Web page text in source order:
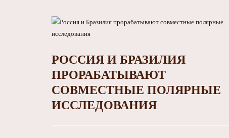
РОССИЯ И БРАЗИЛИЯ
ПРОРАБАТЫВАЮТ
СОВМЕСТНЫЕ ПОЛЯРНЫЕ
ИССЛЕДОВАНИЯ